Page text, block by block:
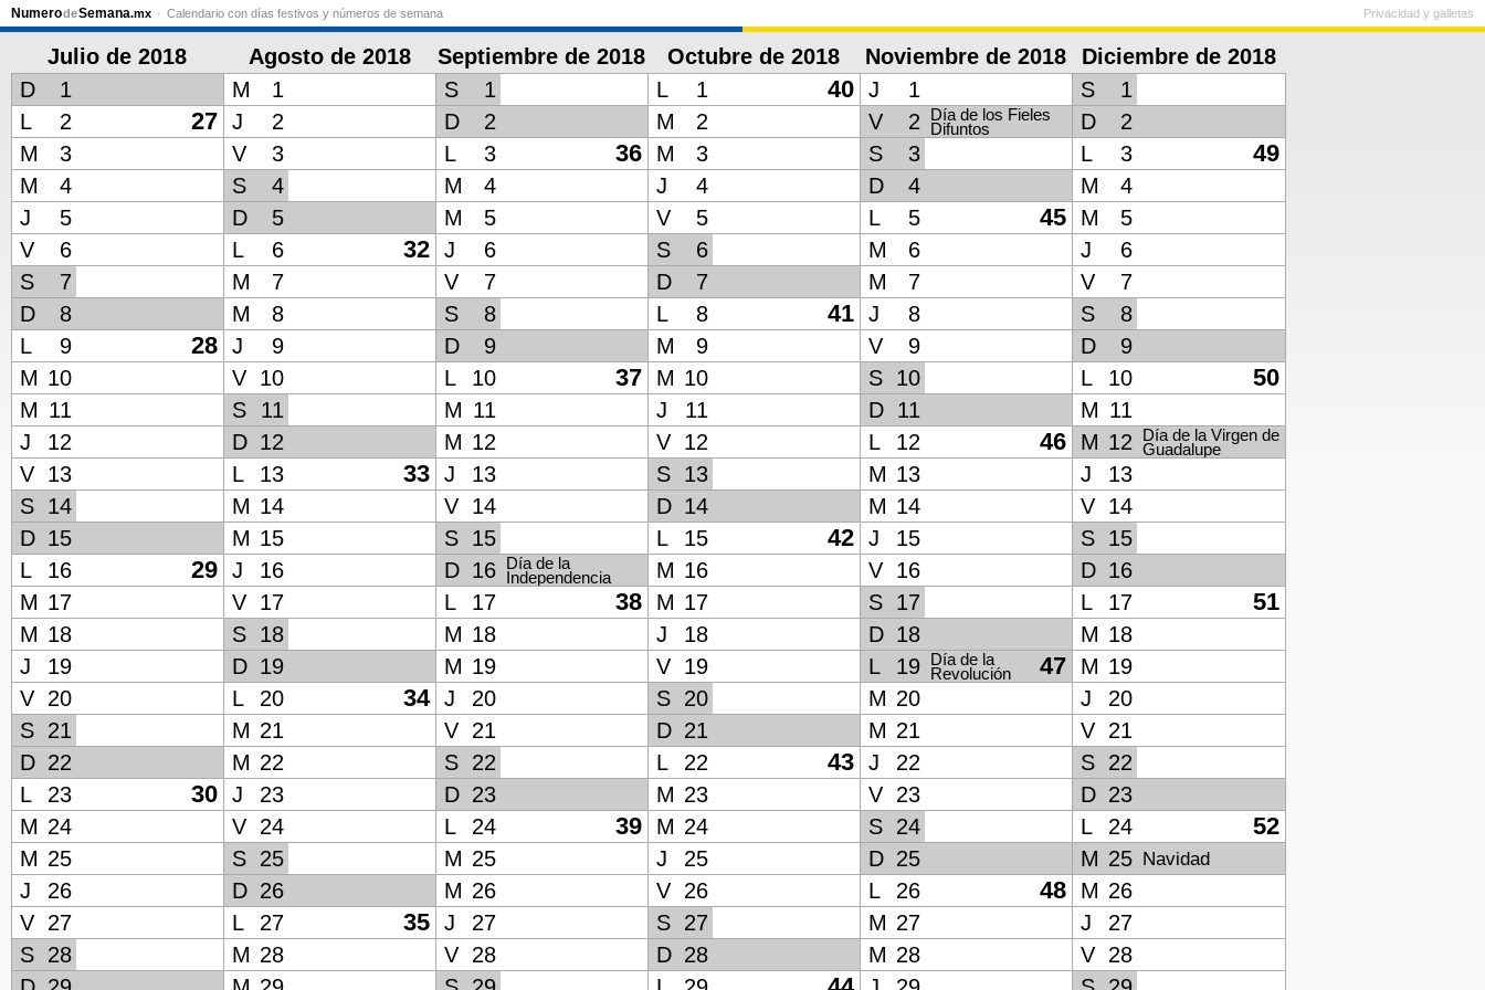
NumerodeSemana.mx Calendario con días festivos y números de semana Privacidad y galletas
Julio de 2018 Agosto de 2018 Septiembre de 2018 Octubre de 2018 Noviembre de 2018
Diciembre de 2018
D
1 M 1 S 1 L 1 40 J 1 S
1
L
2 27 J 2 D 2 M 2 V 2 Día de los Fieles
Difuntos D
2
M
3 V 3 L 3 36 M 3 S 3 L 3 49
M 4 S 4 M 4 J 4 D 4 M
4
J
5 D 5 M 5 V 5 L 5 45 M
5
V
6 L 6 32 J 6 S 6 M 6 J
6
S
7 M 7 V 7 D 7 M 7 V
7
D
8 M 8 S 8 L 8 41 J 8 S
8
L
9 28 J 9 D 9 M 9 V 9 D
9
M 10 V 10 L 10 37 M 10 S 10 L 10 50
M 11 S 11 M 11 J 11 D 11 M 11
J
12 D 12 M 12 V 12 L 12 46 M 12 Día de la Virgen de
Guadalupe
V 13 L 13 33 J 13 S 13 M 13 J
13
S
14 M 14 V 14 D 14 M 14 V
14
D 15 M 15 S 15 L 15 42 J 15 S
15
L
16 29 J 16 D 16 Día de la
Independencia M 16 V 16 D 16
M 17 V 17 L 17 38 M 17 S 17 L 17 51
M 18 S 18 M 18 J 18 D 18 M 18
J
19 D 19 M 19 V 19 L 19 47
Día de la
Revolución M 19
V
20 L 20 34 J 20 S 20 M 20 J
20
S
21 M 21 V 21 D 21 M 21 V
21
D 22 M 22 S 22 L 22 43 J 22 S
22
L
23 30 J 23 D 23 M 23 V 23 D 23
M 24 V 24 L 24 39 M 24 S 24 L 24 52
M 25 S 25 M 25 J 25 D 25 M 25 Navidad
J 26 D 26 M 26 V 26 L 26 48 M 26
V
27 L 27 35 J 27 S 27 M 27 J
27
S
28 M 28 V 28 D 28 M 28 V
28